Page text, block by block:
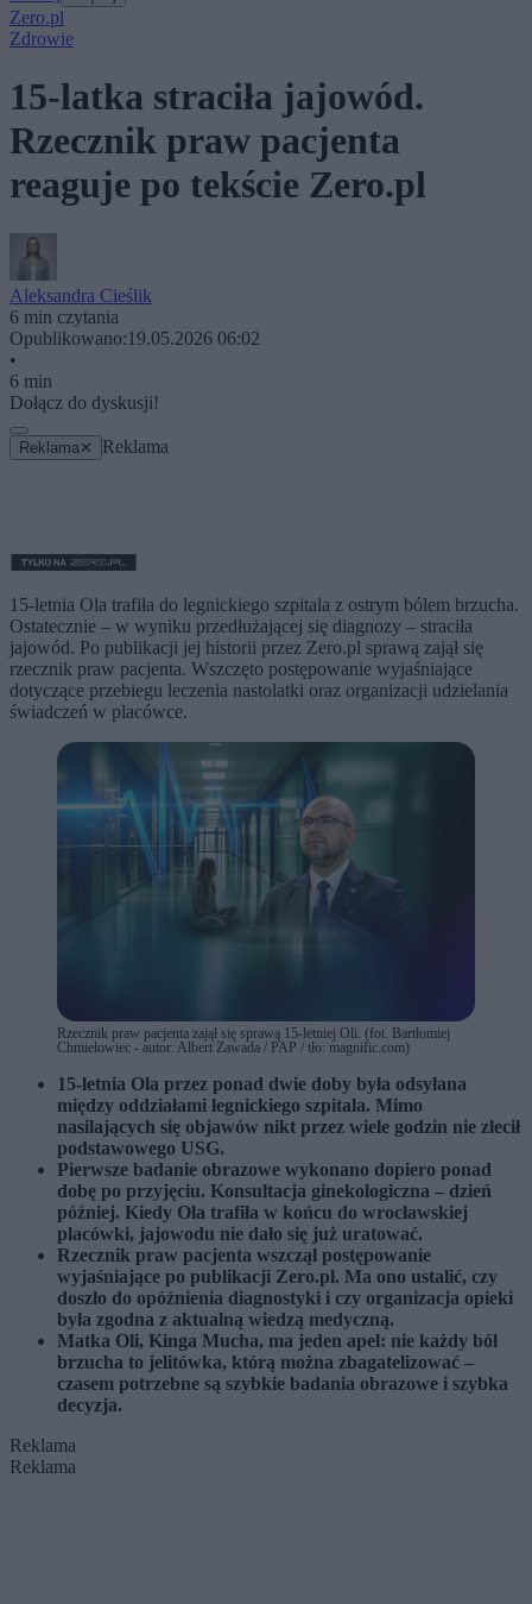
Zero.pl
Zdrowie
15-latka straciła jajowód.
Rzecznik praw pacjenta
reaguje po tekście Zero.pl
Aleksandra Cieślik
6 min czytania
Opublikowano:19.05.2026 06:02
•
6 min
Dołącz do dyskusji!
Reklama ✕ Reklama
15-letnia Ola trafiła do legnickiego szpitala z ostrym bólem brzucha.
Ostatecznie – w wyniku przedłużającej się diagnozy – straciła
jajowód. Po publikacji jej historii przez Zero.pl sprawą zajął się
rzecznik praw pacjenta. Wszczęto postępowanie wyjaśniające
dotyczące przebiegu leczenia nastolatki oraz organizacji udzielania
świadczeń w placówce.
Rzecznik praw pacjenta zajął się sprawą 15-letniej Oli. (fot. Bartłomiej
Chmielowiec - autor: Albert Zawada / PAP / tło: magnific.com)
15-letnia Ola przez ponad dwie doby była odsyłana
między oddziałami legnickiego szpitala. Mimo
nasilających się objawów nikt przez wiele godzin nie zlecił
podstawowego USG.
Pierwsze badanie obrazowe wykonano dopiero ponad
dobę po przyjęciu. Konsultacja ginekologiczna – dzień
później. Kiedy Ola trafiła w końcu do wrocławskiej
placówki, jajowodu nie dało się już uratować.
Rzecznik praw pacjenta wszczął postępowanie
wyjaśniające po publikacji Zero.pl. Ma ono ustalić, czy
doszło do opóźnienia diagnostyki i czy organizacja opieki
była zgodna z aktualną wiedzą medyczną.
Matka Oli, Kinga Mucha, ma jeden apel: nie każdy ból
brzucha to jelitówka, którą można zbagatelizować –
czasem potrzebne są szybkie badania obrazowe i szybka
decyzja.
Reklama
Reklama